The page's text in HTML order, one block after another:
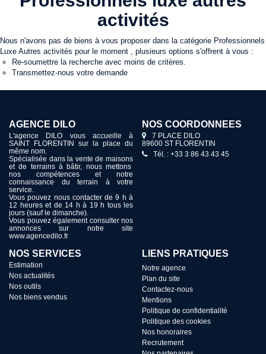
activités
Nous n'avons pas de biens à vous proposer dans la catégorie Professionnels
Luxe Autres activités pour le moment , plusieurs options s'offrent à vous :
Re-soumettre la recherche avec moins de critères.
Transmettez-nous votre demande
AGENCE DILO
L'agence DILO vous accueille à
SAINT FLORENTIN sur la place du
même nom.
Spécialisée dans la vente de maisons
et de terrains à bâtir, nous mettons
nos compétences et notre
connaissance du terrain à votre
service.
Vous pouvez nous contacter de 9 h à
12 heures et de 14 h à 19 h tous les
jours (sauf le dimanche).
Vous pouvez également consulter nos
annonces sur notre site
www.agencedilo.fr
NOS COORDONNÉES
7 PLACE DILO
89600 ST FLORENTIN
Tél. : +33 3 86 43 43 45
NOS SERVICES
Estimation
Nos actualités
Nos outils
Nos biens vendus
LIENS PRATIQUES
Notre agence
Plan du site
Contactez-nous
Mentions
Politique de confidentialité
Politique des cookies
Nos honoraires
Recrutement